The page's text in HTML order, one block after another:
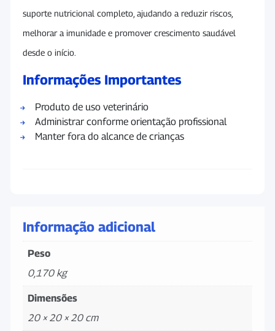
suporte nutricional completo, ajudando a reduzir riscos,
melhorar a imunidade e promover crescimento saudável
desde o início.
Informações Importantes
Produto de uso veterinário
Administrar conforme orientação profissional
Manter fora do alcance de crianças
Informação adicional
Peso
0,170 kg
Dimensões
20 × 20 × 20 cm